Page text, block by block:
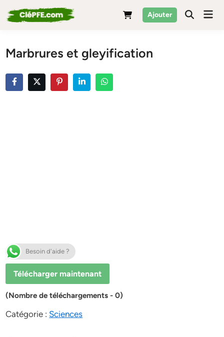
to
Ajouter
Marbrures et gleyification
Besoin d'aide ?
Télécharger maintenant
(Nombre de téléchargements - 0)
Catégorie : Sciences